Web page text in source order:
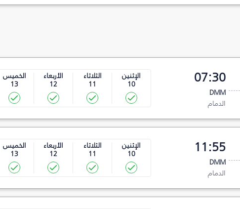
07:30
DMM
الدمام
الإثنين
10
الثلاثاء
11
الأربعاء
12
الخميس
13
11:55
DMM
الدمام
الإثنين
10
الثلاثاء
11
الأربعاء
12
الخميس
13